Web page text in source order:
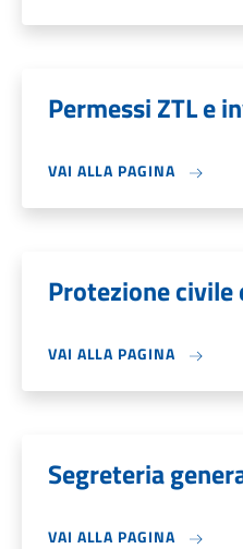
Permessi ZTL e
VAI ALLA PAGINA
Protezione
VAI ALLA PAGINA
Segreteria
VAI ALLA PAGINA